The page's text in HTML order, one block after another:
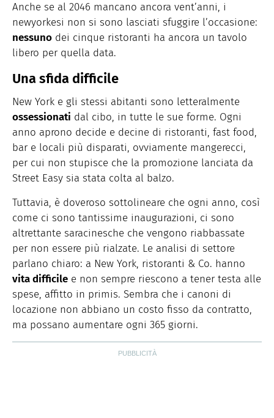
Anche se al 2046 mancano ancora vent’anni, i
newyorkesi non si sono lasciati sfuggire l’occasione:
nessuno dei cinque ristoranti ha ancora un tavolo
libero per quella data.
Una sfida difficile
New York e gli stessi abitanti sono letteralmente
ossessionati dal cibo, in tutte le sue forme. Ogni
anno aprono decide e decine di ristoranti, fast food,
bar e locali più disparati, ovviamente mangerecci,
per cui non stupisce che la promozione lanciata da
Street Easy sia stata colta al balzo.
Tuttavia, è doveroso sottolineare che ogni anno, così
come ci sono tantissime inaugurazioni, ci sono
altrettante saracinesche che vengono riabbassate
per non essere più rialzate. Le analisi di settore
parlano chiaro: a New York, ristoranti & Co. hanno
vita difficile e non sempre riescono a tener testa alle
spese, affitto in primis. Sembra che i canoni di
locazione non abbiano un costo fisso da contratto,
ma possano aumentare ogni 365 giorni.